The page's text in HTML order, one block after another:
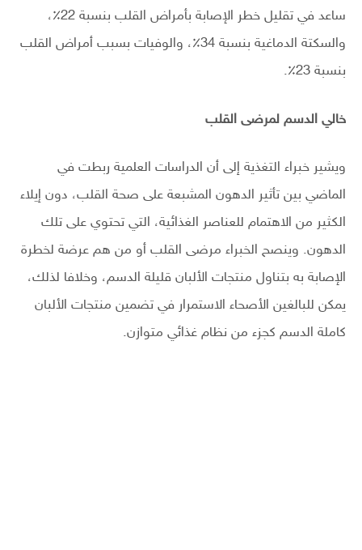
ساعد في تقليل خطر الإصابة بأمراض القلب بنسبة 22٪،
والسكتة الدماغية بنسبة 34٪، والوفيات بسبب أمراض القلب
بنسبة 23٪.
خالي الدسم لمرضى القلب
ويشير خبراء التغذية إلى أن الدراسات العلمية ربطت في
الماضي بين تأثير الدهون المشبعة على صحة القلب، دون إيلاء
الكثير من الاهتمام للعناصر الغذائية، التي تحتوي على تلك
الدهون. وينصح الخبراء مرضى القلب أو من هم عرضة لخطرة
الإصابة به بتناول منتجات الألبان قليلة الدسم، وخلافا لذلك،
يمكن للبالغين الأصحاء الاستمرار في تضمين منتجات الألبان
كاملة الدسم كجزء من نظام غذائي متوازن.